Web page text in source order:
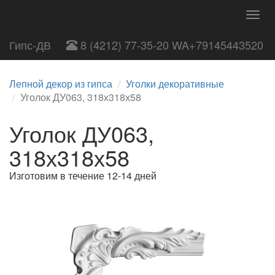
Гипс-ДВ 8 (4212) 77-35-20 WA+79145443520
Лепной декор из гипса
Уголки декоративные
Уголок ДУ063, 318х318х58
Уголок ДУ063,
318х318х58
Изготовим в течение 12-14 дней